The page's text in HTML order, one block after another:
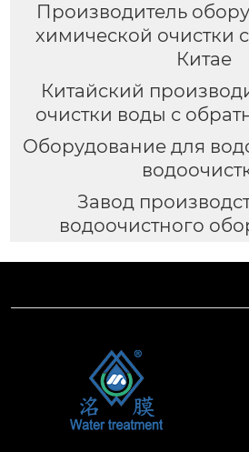
Производитель
химической очистки
Китае
Китайский
очистки воды с
Оборудование для
Завод
водоочистного